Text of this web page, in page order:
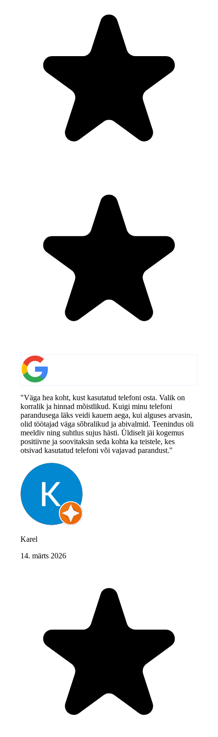
"Väga hea koht, kust kasutatud telefoni osta. Valik on
korralik ja hinnad mõistlikud. Kuigi minu telefoni
parandusega läks veidi kauem aega, kui alguses arvasin,
olid töötajad väga sõbralikud ja abivalmid. Teenindus oli
meeldiv ning suhtlus sujus hästi. Üldiselt jäi kogemus
positiivne ja soovitaksin seda kohta ka teistele, kes
otsivad kasutatud telefoni või vajavad parandust."
Karel
14. märts 2026